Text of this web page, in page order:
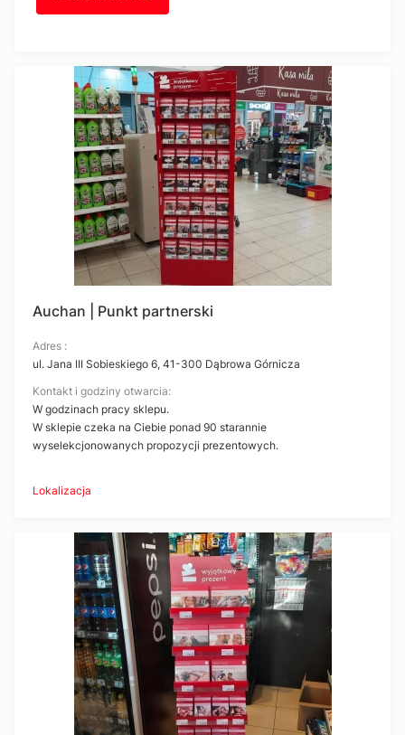
Auchan | Punkt partnerski
Adres :
ul. Jana III Sobieskiego 6, 41-300 Dąbrowa Górnicza
Kontakt i godziny otwarcia:
W godzinach pracy sklepu.
W sklepie czeka na Ciebie ponad 90 starannie
wyselekcjonowanych propozycji prezentowych.
Lokalizacja